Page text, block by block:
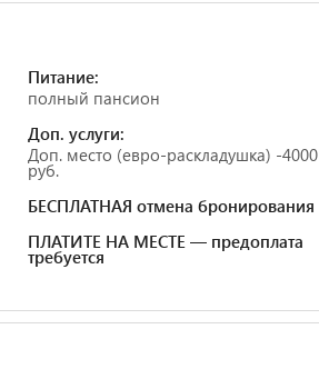
Питание:
полный пансион
Доп. услуги:
Доп. место (евро-раскладушка) -4000
руб.
БЕСПЛАТНАЯ отмена бронирования
ПЛАТИТЕ НА МЕСТЕ — предоплата
требуется